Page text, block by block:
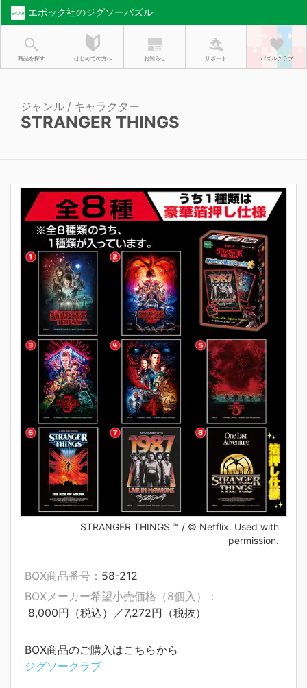
エポック社のジグソーパズル
商品を探す はじめての方へ お知らせ サポート パズルクラブ
ジャンル / キャラクター
STRANGER THINGS
STRANGER THINGS ™ / © Netflix. Used with
permission.
BOX商品番号： 58-212
BOXメーカー希望小売価格（8個入）：
8,000円（税込）／7,272円（税抜）
BOX商品のご購入はこちらから
ジグソークラブ